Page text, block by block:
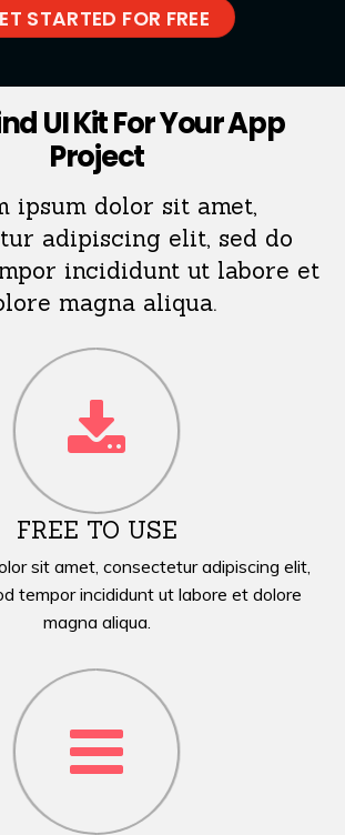
STARTED FOR FREE
UI Kit For Your App
Project
ipsum dolor sit amet,
adipiscing elit, sed do
incididunt ut labore et
magna aliqua.
FREE TO USE
sit amet, consectetur adipiscing elit,
tempor incididunt ut labore et dolore
magna aliqua.